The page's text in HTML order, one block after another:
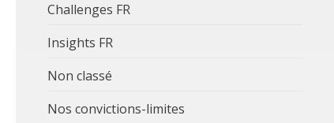
Challenges FR
Insights FR
Non classé
Nos convictions-limites